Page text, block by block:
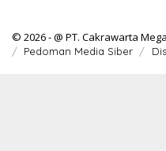
© 2026 - @ PT. Cakrawarta
Pedoman Media Siber